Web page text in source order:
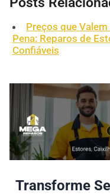
Preços que Valem
Pena: Reparos de
Confiáveis
Transforme